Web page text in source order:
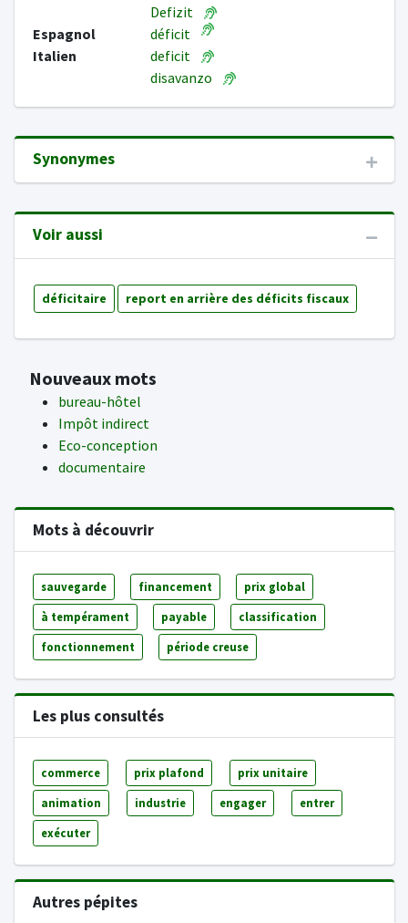
Defizit
Espagnol
déficit
Italien
deficit
disavanzo
Synonymes
Voir aussi
déficitaire report en arrière des déficits fiscaux
Nouveaux mots
bureau-hôtel
Impôt indirect
Eco-conception
documentaire
Mots à découvrir
sauvegarde financement prix global
à tempérament payable classification
fonctionnement période creuse
Les plus consultés
commerce prix plafond prix unitaire
animation industrie engager entrer
exécuter
Autres pépites